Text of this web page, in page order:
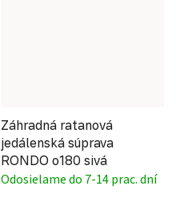
Záhradná ratanová
jedálenská súprava
RONDO o180 sivá
Odosielame do 7-14 prac. dní